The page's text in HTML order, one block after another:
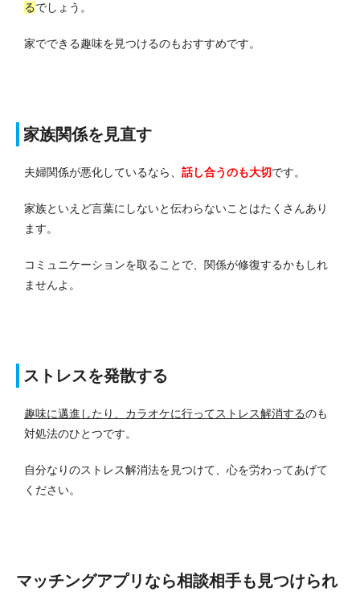
るでしょう。
家でできる趣味を見つけるのもおすすめです。
家族関係を見直す
夫婦関係が悪化しているなら、 話し合うのも大切です。
家族といえど言葉にしないと伝わらないことはたくさんあり
ます。
コミュニケーションを取ることで、関係が修復するかもしれ
ませんよ。
ストレスを発散する
趣味に邁進したり、カラオケに行ってストレス解消するのも
対処法のひとつです。
自分なりのストレス解消法を見つけて、心を労わってあげて
ください。
マッチングアプリなら相談相手も見つけられ